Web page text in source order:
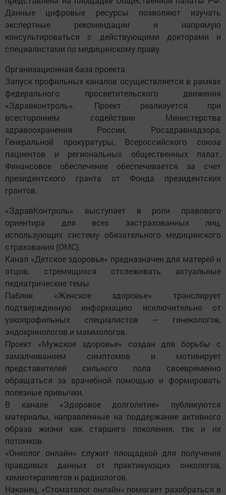
Данные цифровые ресурсы позволяют изучать
экспертные рекомендации и напрямую
консультироваться с действующими докторами и
специалистами по медицинскому праву.
Организационная база проекта
Запуск профильных каналов осуществляется в рамках
федерального просветительского движения
«Здравконтроль». Проект реализуется при
всестороннем содействии Министерства
здравоохранения России, Росздравнадзора,
Генеральной прокуратуры, Всероссийского союза
пациентов и региональных общественных палат.
Финансовое обеспечение обеспечивается за счет
президентского гранта от Фонда президентских
грантов.
«ЗдравКонтроль» выступает в роли правового
ориентира для всех застрахованных лиц,
использующих систему обязательного медицинского
страхования (ОМС).
Канал «Детское здоровье» предназначен для матерей и
отцов, стремящихся отслеживать актуальные
педиатрические темы.
Паблик «Женское здоровье» транслирует
подтвержденную информацию исключительно от
узкопрофильных специалистов — гинекологов,
эндокринологов и маммологов.
Проект «Мужское здоровье» создан для борьбы с
замалчиванием симптомов и мотивирует
представителей сильного пола своевременно
обращаться за врачебной помощью и формировать
полезные привычки.
В канале «Здоровое долголетие» публикуются
материалы, направленные на поддержание активного
образа жизни как старшего поколения, так и их
потомков.
«Онколог онлайн» служит площадкой для получения
правдивых данных от практикующих онкологов,
химиотерапевтов и радиологов.
Наконец, «Стоматолог онлайн» помогает разобраться в